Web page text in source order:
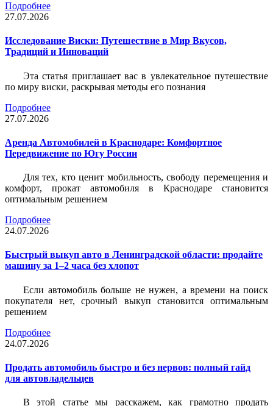
Подробнее
27.07.2026
Исследование Виски: Путешествие в Мир Вкусов,
Традиций и Инноваций
Эта статья приглашает вас в увлекательное путешествие
по миру виски, раскрывая методы его познания
Подробнее
27.07.2026
Аренда Автомобилей в Краснодаре: Комфортное
Передвижение по Югу России
Для тех, кто ценит мобильность, свободу перемещения и
комфорт, прокат автомобиля в Краснодаре становится
оптимальным решением
Подробнее
24.07.2026
Быстрый выкуп авто в Ленинградской области: продайте
машину за 1–2 часа без хлопот
Если автомобиль больше не нужен, а времени на поиск
покупателя нет, срочный выкуп становится оптимальным
решением
Подробнее
24.07.2026
Продать автомобиль быстро и без нервов: полный гайд
для автовладельцев
В этой статье мы расскажем, как грамотно продать